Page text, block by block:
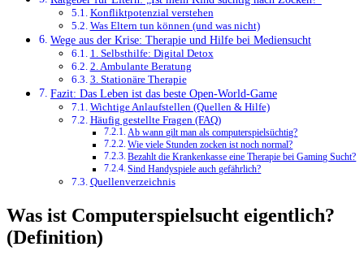
Konfliktpotenzial verstehen
Was Eltern tun können (und was nicht)
Wege aus der Krise: Therapie und Hilfe bei Mediensucht
1. Selbsthilfe: Digital Detox
2. Ambulante Beratung
3. Stationäre Therapie
Fazit: Das Leben ist das beste Open-World-Game
Wichtige Anlaufstellen (Quellen & Hilfe)
Häufig gestellte Fragen (FAQ)
Ab wann gilt man als computerspielsüchtig?
Wie viele Stunden zocken ist noch normal?
Bezahlt die Krankenkasse eine Therapie bei Gaming Sucht?
Sind Handyspiele auch gefährlich?
Quellenverzeichnis
Was ist Computerspielsucht eigentlich?
(Definition)